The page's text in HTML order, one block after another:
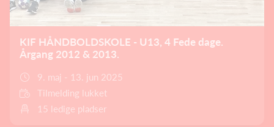
KIF HÅNDBOLDSKOLE - U13, 4 Fede dage.
Årgang 2012 & 2013.
9. maj - 13. jun 2025
Tilmelding lukket
15 ledige pladser